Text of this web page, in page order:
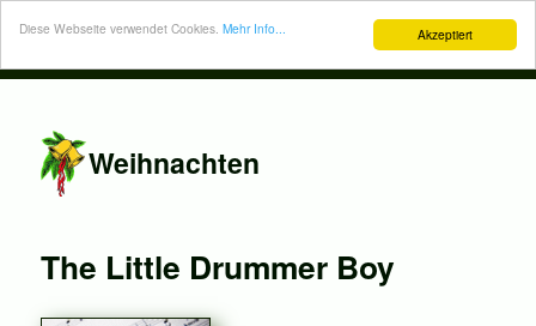
Akzeptiert
Diese Webseite verwendet Cookies. Mehr Info...
Weihnachten
The Little Drummer Boy